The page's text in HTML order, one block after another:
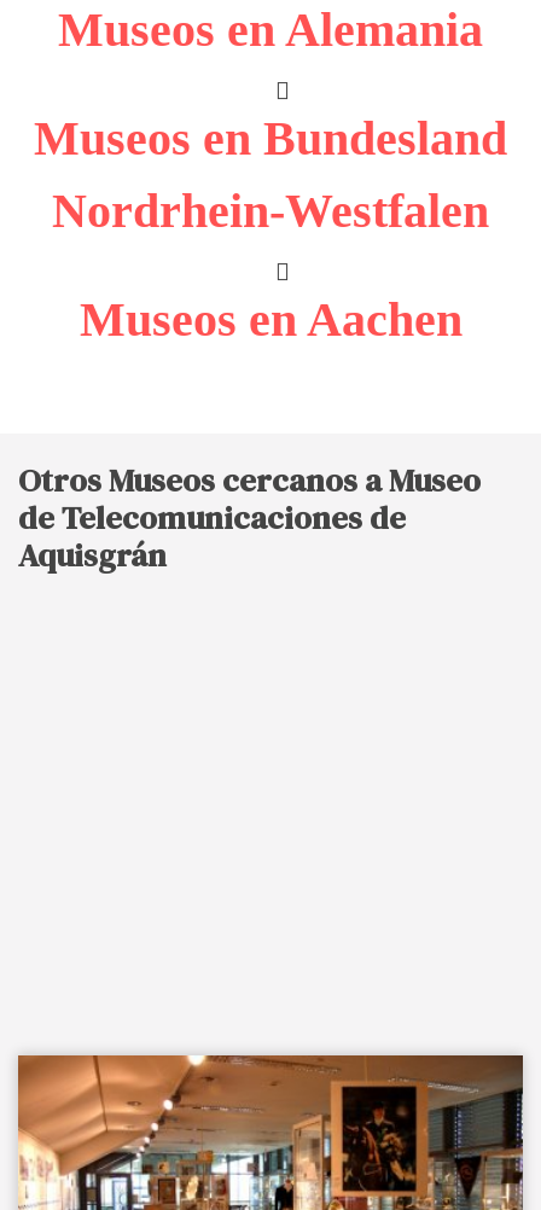
Museos en Alemania
Museos en Bundesland
Nordrhein-Westfalen
Museos en Aachen
Otros Museos cercanos a Museo
de Telecomunicaciones de
Aquisgrán